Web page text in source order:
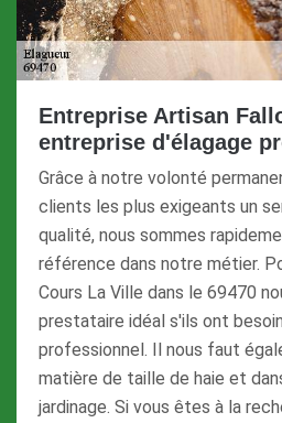
Entreprise Artisan
entreprise d'élagage
Grâce à notre volonté
clients les plus exigeants un
qualité, nous sommes
référence dans notre métier.
Cours La Ville dans le 69470
prestataire idéal s'ils ont
professionnel. Il nous faut
matière de taille de haie et
jardinage. Si vous êtes à la